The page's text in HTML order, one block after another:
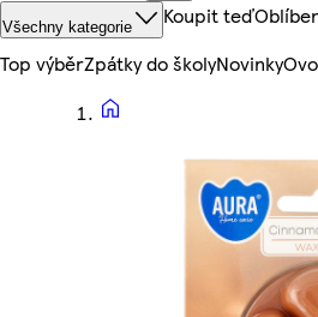
Všechny kategorie Koupit teď
Top výběrZpátky do školyNovinky